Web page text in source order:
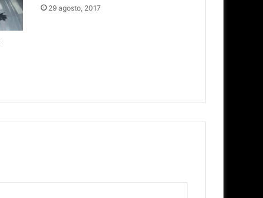
29 agosto, 2017